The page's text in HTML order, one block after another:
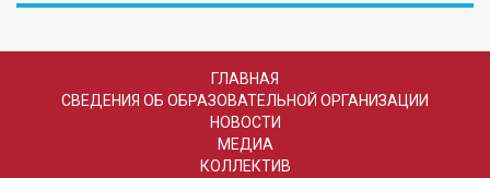
ГЛАВНАЯ
СВЕДЕНИЯ ОБ ОБРАЗОВАТЕЛЬНОЙ ОРГАНИЗАЦИИ
НОВОСТИ
МЕДИА
КОЛЛЕКТИВ